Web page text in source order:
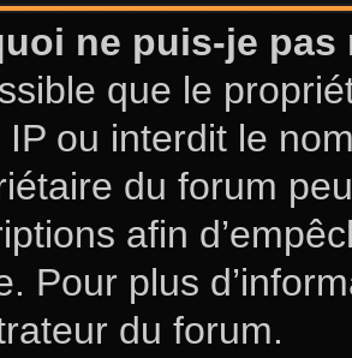
ne puis-je pas
que le
ou interdit le
du forum
afin
Pour plus
du forum.